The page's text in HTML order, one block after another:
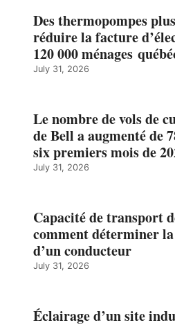
Des thermopompes
réduire la facture
120 000 ménages
July 31, 2026
Le nombre de vols de
de Bell a augmenté de
six premiers mois de
July 31, 2026
Capacité de transport
comment déterminer
d’un conducteur
July 31, 2026
Éclairage d’un site